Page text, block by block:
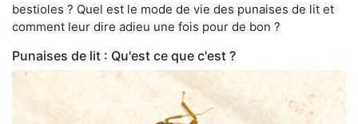
bestioles ? Quel est le mode de vie des punaises de lit et
comment leur dire adieu une fois pour de bon ?
Punaises de lit : Qu'est ce que c'est ?